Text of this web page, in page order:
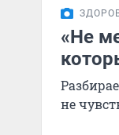
«Не
не